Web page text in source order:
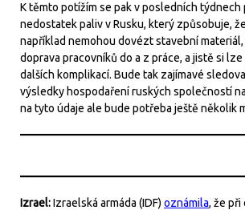
K těmto potížím se pak v posledních týdnech
nedostatek paliv v Rusku, který způsobuje,
například nemohou dovézt stavební
doprava pracovníků do a z práce, a jistě si
dalších komplikací. Bude tak zajímavé
výsledky hospodaření ruských společností
na tyto údaje ale bude potřeba ještě několik
Izrael:Izraelská armáda (IDF) oznámila, že při